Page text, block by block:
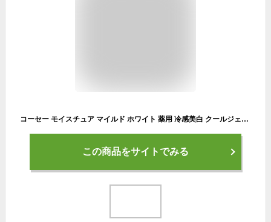
コーセー モイスチュア マイルド ホワイト 薬用 冷感美白 クールジェリー エッセンス 200ml │ クール 冷感 ジェリー オールインワン 化粧水 美容液 乳液 パック ひんやり 毛穴 ナイアシン 【ギフト対応】 【ソーシャルギフト対応】 プレゼント
この商品をサイトでみる